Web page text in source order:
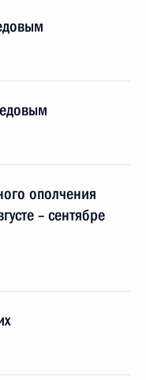
ополчения
– сентябре